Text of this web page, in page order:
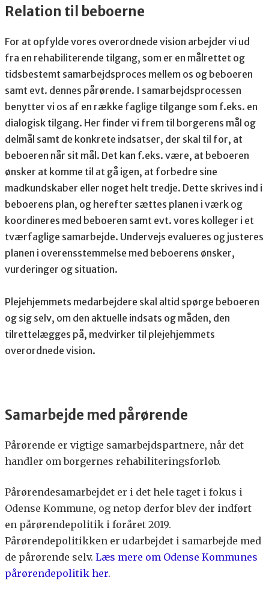
Relation til beboerne
For at opfylde vores overordnede vision arbejder vi ud
fra en rehabiliterende tilgang, som er en målrettet og
tidsbestemt samarbejdsproces mellem os og beboeren
samt evt. dennes pårørende. I samarbejdsprocessen
benytter vi os af en række faglige tilgange som f.eks. en
dialogisk tilgang. Her finder vi frem til borgerens mål og
delmål samt de konkrete indsatser, der skal til for, at
beboeren når sit mål. Det kan f.eks. være, at beboeren
ønsker at komme til at gå igen, at forbedre sine
madkundskaber eller noget helt tredje. Dette skrives ind i
beboerens plan, og herefter sættes planen i værk og
koordineres med beboeren samt evt. vores kolleger i et
tværfaglige samarbejde. Undervejs evalueres og justeres
planen i overensstemmelse med beboerens ønsker,
vurderinger og situation.
Plejehjemmets medarbejdere skal altid spørge beboeren
og sig selv, om den aktuelle indsats og måden, den
tilrettelægges på, medvirker til plejehjemmets
overordnede vision.
Samarbejde med pårørende
Pårørende er vigtige samarbejdspartnere, når det
handler om borgernes rehabiliteringsforløb.
Pårørendesamarbejdet er i det hele taget i fokus i
Odense Kommune, og netop derfor blev der indført
en pårørendepolitik i foråret 2019.
Pårørendepolitikken er udarbejdet i samarbejde med
de pårørende selv. Læs mere om Odense Kommunes
pårørendepolitik her.